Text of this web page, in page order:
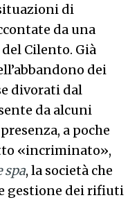
di
da una
Cilento. Già
dei
divorati dal
da alcuni
a poche
«incriminato»,
spa, la società che
gestione dei rifiuti